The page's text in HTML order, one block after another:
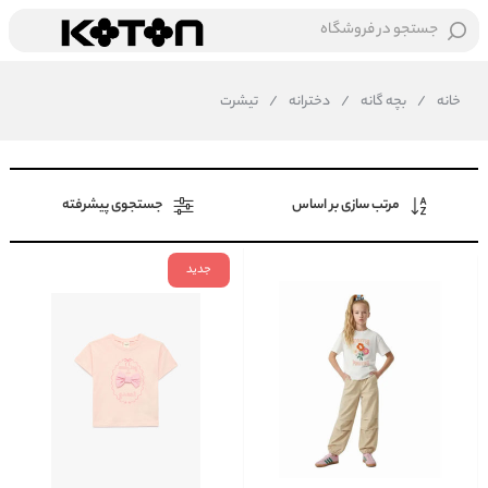
جستجو در فروشگاه
خانه / بچه گانه / دخترانه / تیشرت
مرتب سازی بر اساس جستجوی پیشرفته
جدید